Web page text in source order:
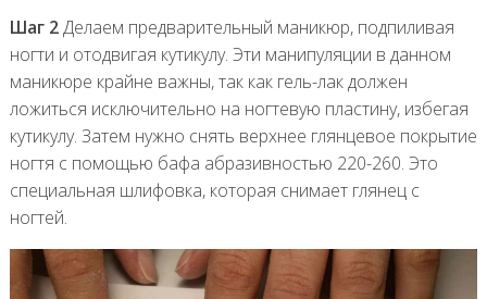
Шаг 2Делаем предварительный маникюр, подпиливая
ногти и отодвигая кутикулу. Эти манипуляции в данном
маникюре крайне важны, так как гель-лак должен
ложиться исключительно на ногтевую пластину, избегая
кутикулу. Затем нужно снять верхнее глянцевое покрытие
ногтя с помощью бафа абразивностью 220-260. Это
специальная шлифовка, которая снимает глянец с
ногтей.